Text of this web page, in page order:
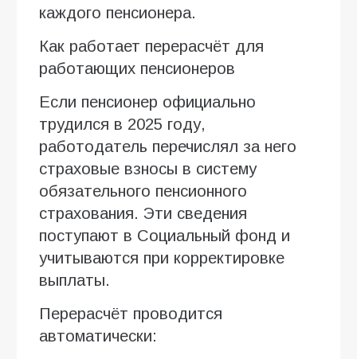
каждого пенсионера.
Как работает перерасчёт для
работающих пенсионеров
Если пенсионер официально
трудился в 2025 году,
работодатель перечислял за него
страховые взносы в систему
обязательного пенсионного
страхования. Эти сведения
поступают в Социальный фонд и
учитываются при корректировке
выплаты.
Перерасчёт проводится
автоматически: